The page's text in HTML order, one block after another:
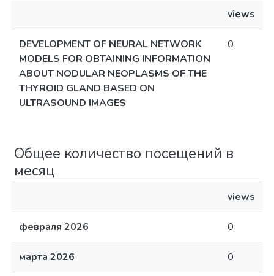
views
DEVELOPMENT OF NEURAL NETWORK
MODELS FOR OBTAINING INFORMATION
ABOUT NODULAR NEOPLASMS OF THE
THYROID GLAND BASED ON
ULTRASOUND IMAGES
0
Общее количество посещений в
месяц
views
февраля 2026 0
марта 2026 0